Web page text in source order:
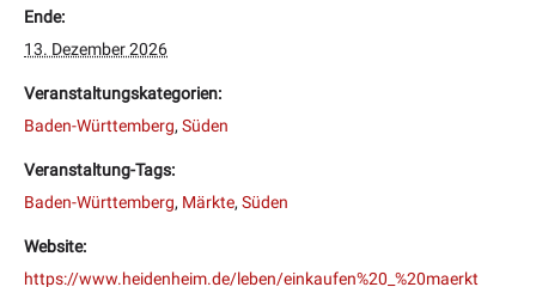
Ende:
13. Dezember 2026
Veranstaltungskategorien:
Baden-Württemberg, Süden
Veranstaltung-Tags:
Baden-Württemberg, Märkte, Süden
Website:
https://www.heidenheim.de/leben/einkaufen%20_%20maerkt